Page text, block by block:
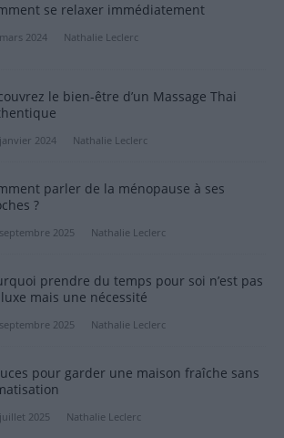
se relaxer immédiatement
2024 Nathalie Leclerc
le bien-être d’un Massage Thai
2024 Nathalie Leclerc
parler de la ménopause à ses
?
2025 Nathalie Leclerc
prendre du temps pour soi n’est pas
mais une nécessité
2025 Nathalie Leclerc
pour garder une maison fraîche sans
2025 Nathalie Leclerc